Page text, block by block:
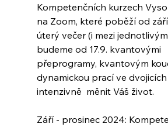
Kompetenčních kurzech
na Zoom, které poběží od
úterý večer (i mezi
budeme od 17.9. kvantovými
přeprogramy, kvantovým
dynamickou prací ve
intenzivně  měnit Váš život.
Září - prosinec 2024: